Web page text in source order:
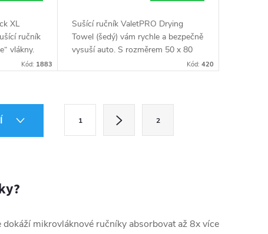
XL
ručník
vlákny.
auta bez
Kód: 1883
Sušící ručník ValetPRO Drying
Towel (šedý) vám rychle a bezpečně
vysuší auto. S rozměrem 50 x 80
cm a gramáží 460 gsm je snadnoKód: 420
o
1 2
mikrovláknové ručníky absorbovat až 8x více